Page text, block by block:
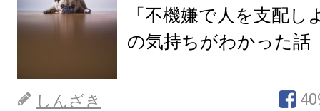
「不機嫌で人を支配し
の気持ちがわかった話
しんざき